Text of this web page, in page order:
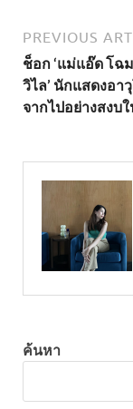
PREVIOUS
ช็อก ‘แม่แอ๊ด โฉ
วิไล’ นักแสดงอา
จากไปอย่างสงบ
ค้นหา